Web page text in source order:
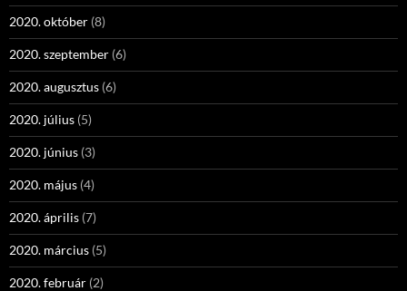
2020. október (8)
2020. szeptember (6)
2020. augusztus (6)
2020. július (5)
2020. június (3)
2020. május (4)
2020. április (7)
2020. március (5)
2020. február (2)